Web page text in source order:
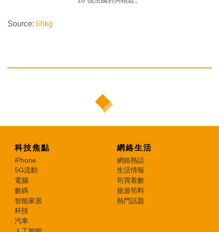
Source: lihkg
科技焦點
iPhone
5G流動
電腦
數碼
智能家居
科技
汽車
網絡生活
網絡熱話
生活情報
筍買着數
旅遊筍料
熱門話題